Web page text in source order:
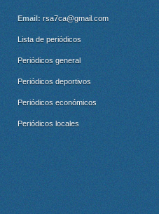
Email: rsa7ca@gmail.com
Lista de periódicos
Periódicos general
Periódicos deportivos
Periódicos económicos
Periódicos locales